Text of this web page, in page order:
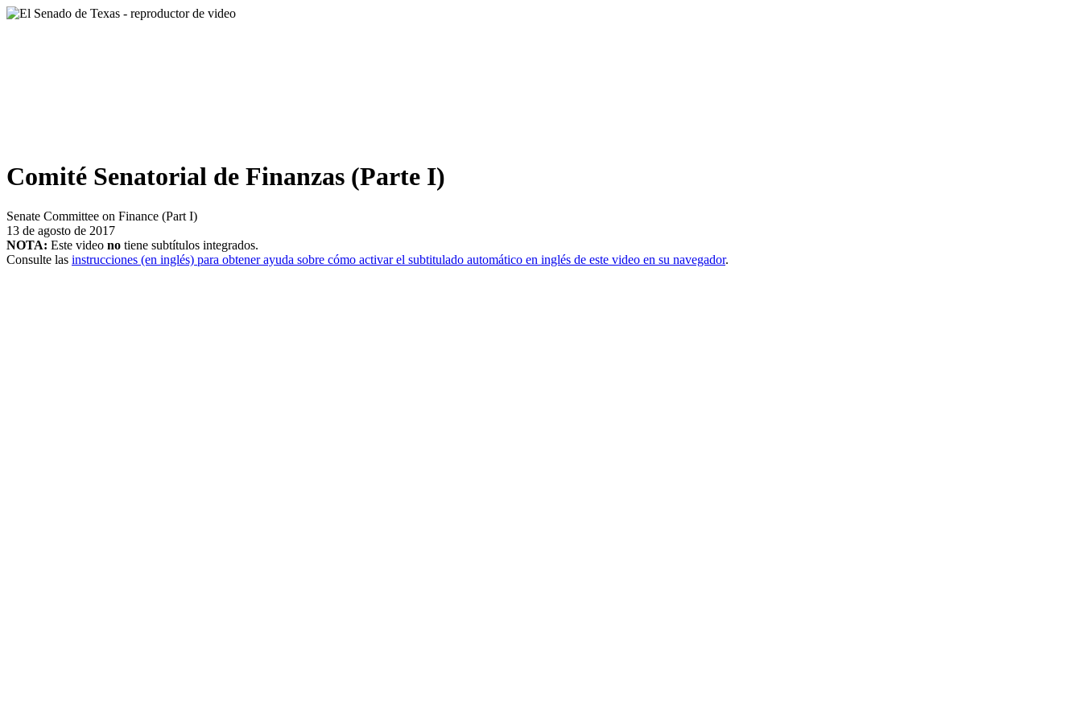
Comité Senatorial de Finanzas (Parte I)
Senate Committee on Finance (Part I)
13 de agosto de 2017
NOTA: Este video no tiene subtítulos integrados.
Consulte las instrucciones (en inglés) para obtener ayuda sobre cómo activar el subtitulado automático en inglés de este video en su navegador.